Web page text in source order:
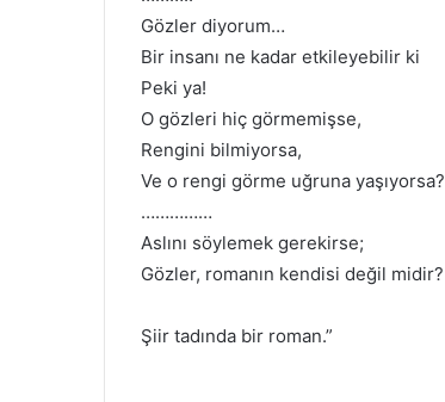
Gözler diyorum…
Bir insanı ne kadar etkileyebilir ki
Peki ya!
O gözleri hiç görmemişse,
Rengini bilmiyorsa,
Ve o rengi görme uğruna yaşıyorsa?
……………
Aslını söylemek gerekirse;
Gözler, romanın kendisi değil midir?
Şiir tadında bir roman.”